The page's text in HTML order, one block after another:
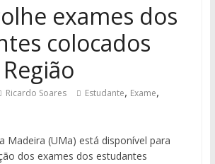
exames dos
colocados
Ricardo Soares Estudante, Exame,
Madeira (UMa) está disponível para
dos exames dos estudantes